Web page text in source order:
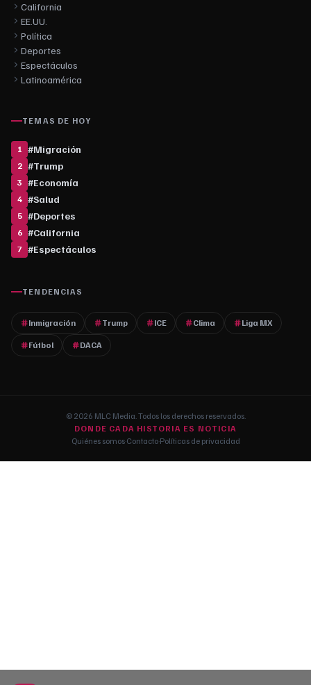
California
EE.UU.
Política
Deportes
Espectáculos
Latinoamérica
TEMAS DE HOY
1 #Migración
2 #Trump
3 #Economía
4 #Salud
5 #Deportes
6 #California
7 #Espectáculos
TENDENCIAS
Inmigración Trump ICE Clima Liga MX
Fútbol DACA
© 2026 MLC Media. Todos los derechos reservados.
DONDE CADA HISTORIA ES NOTICIA
Quiénes somos·Contacto·Políticas de privacidad